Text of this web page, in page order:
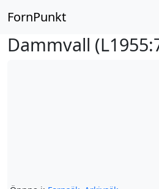
FornPunkt
Dammvall (